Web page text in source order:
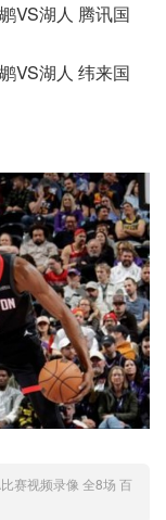
VS湖人 腾讯国
VS湖人 纬来国
赛视频录像 全8场 百